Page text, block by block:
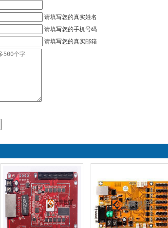
请填写您的真实姓名
请填写您的手机号码
请填写您的真实邮箱